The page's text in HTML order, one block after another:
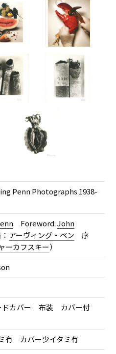
Penn Photographs 1938-
Foreword:John
アーヴィング・ペン 序
ーカフスキー）
カバー 布装 カバー付
有 カバー少イタミ有